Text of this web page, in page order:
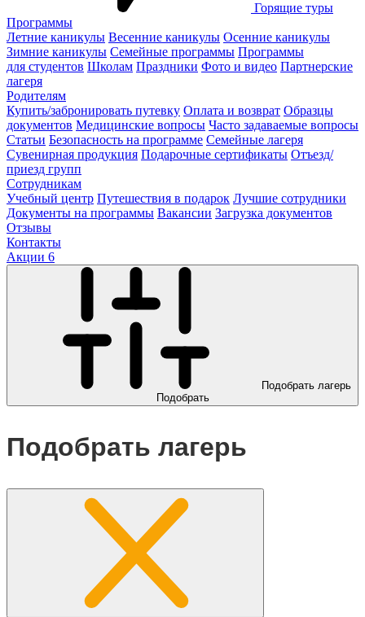
Горящие туры
Программы
Летние каникулы Весенние каникулы Осенние каникулы
Зимние каникулы Семейные программы Программы
для студентов Школам Праздники Фото и видео Партнерские
лагеря
Родителям
Купить/забронировать путевку Оплата и возврат Образцы
документов Медицинские вопросы Часто задаваемые вопросы
Статьи Безопасность на программе Семейные лагеря
Сувенирная продукция Подарочные сертификаты Отъезд/
приезд групп
Сотрудникам
Учебный центр Путешествия в подарок Лучшие сотрудники
Документы на программы Вакансии Загрузка документов
Отзывы
Контакты
Акции 6
Подобрать лагерь
Подобрать
Подобрать лагерь